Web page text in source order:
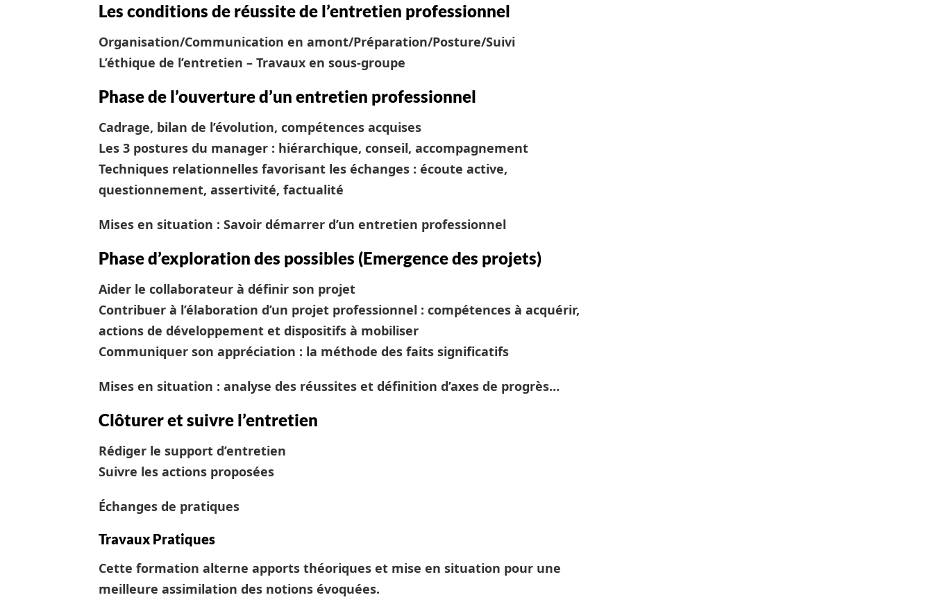
Les conditions de réussite de l’entretien professionnel
Organisation/Communication en amont/Préparation/Posture/Suivi
L’éthique de l’entretien – Travaux en sous-groupe
Phase de l’ouverture d’un entretien professionnel
Cadrage, bilan de l’évolution, compétences acquises
Les 3 postures du manager : hiérarchique, conseil, accompagnement
Techniques relationnelles favorisant les échanges : écoute active,
questionnement, assertivité, factualité
Mises en situation : Savoir démarrer d’un entretien professionnel
Phase d’exploration des possibles (Emergence des projets)
Aider le collaborateur à définir son projet
Contribuer à l’élaboration d’un projet professionnel : compétences à acquérir,
actions de développement et dispositifs à mobiliser
Communiquer son appréciation : la méthode des faits significatifs
Mises en situation : analyse des réussites et définition d’axes de progrès…
Clôturer et suivre l’entretien
Rédiger le support d’entretien
Suivre les actions proposées
Échanges de pratiques
Travaux Pratiques
Cette formation alterne apports théoriques et mise en situation pour une
meilleure assimilation des notions évoquées.